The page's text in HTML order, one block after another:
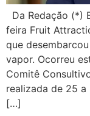
Da Redação (*)
feira Fruit
que
vapor. Ocorreu
Comitê
realizada de 25 a
[…]